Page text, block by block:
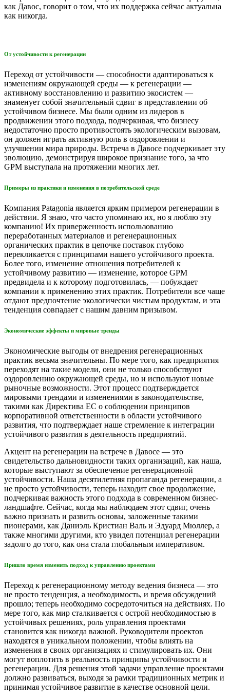
как Давос, говорит о том, что их поддержка сейчас актуальна
как никогда.
От устойчивости к регенерации
Переход от устойчивости — способности адаптироваться к
изменениям окружающей среды — к регенерации —
активному восстановлению и развитию экосистем —
знаменует собой значительный сдвиг в представлении об
устойчивом бизнесе. Мы были одним из лидеров в
продвижении этого подхода, подчеркивая, что бизнесу
недостаточно просто противостоять экологическим вызовам,
он должен играть активную роль в оздоровлении и
улучшении мира природы. Встреча в Давосе подчеркивает эту
эволюцию, демонстрируя широкое признание того, за что
GPM выступала на протяжении многих лет.
Примеры из практики и изменения в потребительской среде
Компания Patagonia является ярким примером регенерации в
действии. Я знаю, что часто упоминаю их, но я люблю эту
компанию! Их приверженность использованию
переработанных материалов и регенерационных
органических практик в цепочке поставок глубоко
перекликается с принципами нашего устойчивого проекта.
Более того, изменение отношения потребителей к
устойчивому развитию — изменение, которое GPM
предвидела и к которому подготовилась, — побуждает
компании к применению этих практик. Потребители все чаще
отдают предпочтение экологически чистым продуктам, и эта
тенденция совпадает с нашим давним призывом.
Экономические эффекты и мировые тренды
Экономические выгоды от внедрения регенерационных
практик весьма значительны. По мере того, как предприятия
переходят на такие модели, они не только способствуют
оздоровлению окружающей среды, но и используют новые
рыночные возможности. Этот процесс подтверждается
мировыми трендами и изменениями в законодательстве,
такими как Директива ЕС о соблюдении принципов
корпоративной ответственности в области устойчивого
развития, что подтверждает наше стремление к интеграции
устойчивого развития в деятельность предприятий.
Акцент на регенерации на встрече в Давосе — это
свидетельство дальновидности таких организаций, как наша,
которые выступают за обеспечение регенерационной
устойчивости. Наша десятилетняя пропаганда регенерации, а
не просто устойчивости, теперь находит свое продолжение,
подчеркивая важность этого подхода в современном бизнес-
ландшафте. Сейчас, когда мы наблюдаем этот сдвиг, очень
важно признать и развить основы, заложенные такими
пионерами, как Даниэль Кристиан Валь и Эдуард Мюллер, а
также многими другими, кто увидел потенциал регенерации
задолго до того, как она стала глобальным императивом.
Пришло время изменить подход к управлению проектами
Переход к регенерационному методу ведения бизнеса — это
не просто тенденция, а необходимость, и время обсуждений
прошло; теперь необходимо сосредоточиться на действиях. По
мере того, как мир сталкивается с острой необходимостью в
устойчивых решениях, роль управления проектами
становится как никогда важной. Руководители проектов
находятся в уникальном положении, чтобы влиять на
изменения в своих организациях и стимулировать их. Они
могут воплотить в реальность принципы устойчивости и
регенерации. Для решения этой задачи управление проектами
должно развиваться, выходя за рамки традиционных метрик и
принимая устойчивое развитие в качестве основной цели.